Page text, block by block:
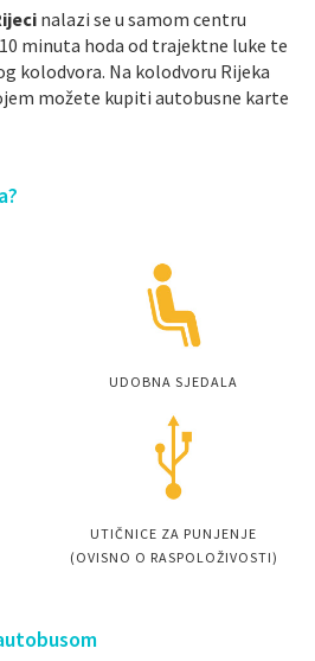
nalazi se u samom centru
minuta hoda od trajektne luke te
kolodvora. Na kolodvoru Rijeka
možete kupiti autobusne karte
UDOBNA SJEDALA
UTIČNICE ZA PUNJENJE
(OVISNO O RASPOLOŽIVOSTI)